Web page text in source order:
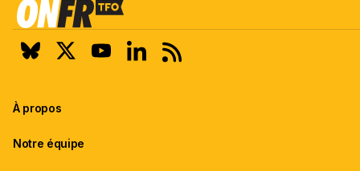
À propos
Notre équipe